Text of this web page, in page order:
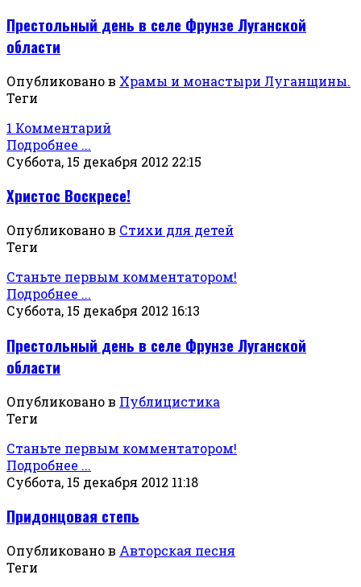
Престольный день в селе Фрунзе Луганской
области
Опубликовано в Храмы и монастыри Луганщины.
Теги
1 Комментарий
Подробнее ...
Суббота, 15 декабря 2012 22:15
Христос Воскресе!
Опубликовано в Стихи для детей
Теги
Станьте первым комментатором!
Подробнее ...
Суббота, 15 декабря 2012 16:13
Престольный день в селе Фрунзе Луганской
области
Опубликовано в Публицистика
Теги
Станьте первым комментатором!
Подробнее ...
Суббота, 15 декабря 2012 11:18
Придонцовая степь
Опубликовано в Авторская песня
Теги